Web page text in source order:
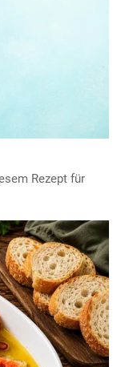
Rezept für